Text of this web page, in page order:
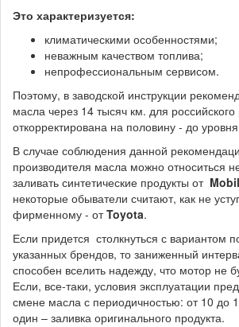
Это характеризуется:
климатическими особенностями;
неважным качеством топлива;
непрофессиональным сервисом.
Поэтому, в заводской инструкции
масла через 14 тысяч км. для
откорректирована на половину - до
В случае соблюдения данной
производителя масла можно относиться
заливать синтетические продукты от Mobil
некоторые обыватели считают, как не
фирменному - отToyota.
Если придется столкнуться с вариантом
указанных брендов, то заниженный
способен вселить надежду, что мотор не
Если, все-таки, условия эксплуатации
смене масла с периодичностью: от 10 до
один – заливка оригинального продукта.